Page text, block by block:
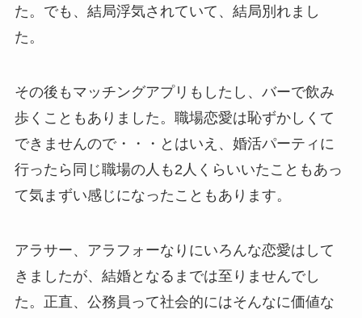
た。でも、結局浮気されていて、結局別れまし
た。
その後もマッチングアプリもしたし、バーで飲み
歩くこともありました。職場恋愛は恥ずかしくて
できませんので・・・とはいえ、婚活パーティに
行ったら同じ職場の人も2人くらいいたこともあっ
て気まずい感じになったこともあります。
アラサー、アラフォーなりにいろんな恋愛はして
きましたが、結婚となるまでは至りませんでし
た。正直、公務員って社会的にはそんなに価値な